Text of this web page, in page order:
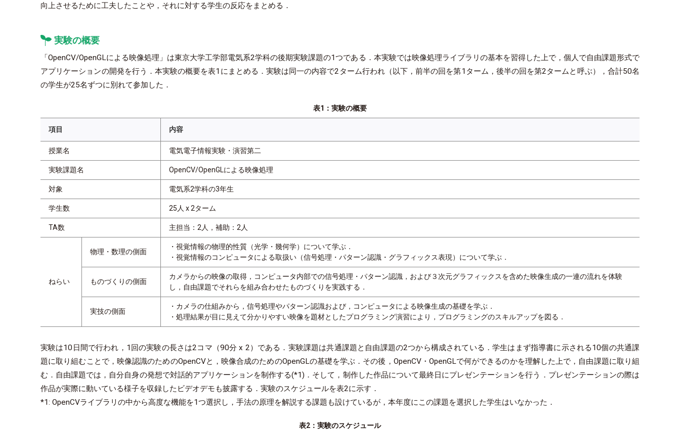
向上させるために工夫したことや，それに対する学生の反応をまとめる．
実験の概要
「OpenCV/OpenGLによる映像処理」は東京大学工学部電気系2学科の後期実験課題の1つである．本実験では映像処理ライブラリの基本を習得した上で，個人で自由課題形式で
アプリケーションの開発を行う．本実験の概要を表1にまとめる．実験は同一の内容で2ターム行われ（以下，前半の回を第1ターム，後半の回を第2タームと呼ぶ），合計50名
の学生が25名ずつに別れて参加した．
表1：実験の概要
項目 内容
授業名 電気電子情報実験・演習第二
実験課題名 OpenCV/OpenGLによる映像処理
対象 電気系2学科の3年生
学生数 25人 x 2ターム
TA数 主担当：2人，補助：2人
ねらい
物理・数理の側面
・視覚情報の物理的性質（光学・幾何学）について学ぶ．
・視覚情報のコンピュータによる取扱い（信号処理・パターン認識・グラフィックス表現）について学ぶ．
ものづくりの側面
カメラからの映像の取得，コンピュータ内部での信号処理・パターン認識，および３次元グラフィックスを含めた映像生成の一連の流れを体験
し，自由課題でそれらを組み合わせたものづくりを実践する．
実技の側面
・カメラの仕組みから，信号処理やパターン認識および，コンピュータによる映像生成の基礎を学ぶ．
・処理結果が目に見えて分かりやすい映像を題材としたプログラミング演習により，プログラミングのスキルアップを図る．
実験は10日間で行われ，1回の実験の長さは2コマ（90分 x 2）である．実験課題は共通課題と自由課題の2つから構成されている．学生はまず指導書に示される10個の共通課
題に取り組むことで，映像認識のためのOpenCVと，映像合成のためのOpenGLの基礎を学ぶ．その後，OpenCV・OpenGLで何ができるのかを理解した上で，自由課題に取り組
む．自由課題では，自分自身の発想で対話的アプリケーションを制作する(*1)．そして，制作した作品について最終日にプレゼンテーションを行う．プレゼンテーションの際は
作品が実際に動いている様子を収録したビデオデモも披露する．実験のスケジュールを表2に示す．
*1: OpenCVライブラリの中から高度な機能を1つ選択し，手法の原理を解説する課題も設けているが，本年度にこの課題を選択した学生はいなかった．
表2：実験のスケジュール